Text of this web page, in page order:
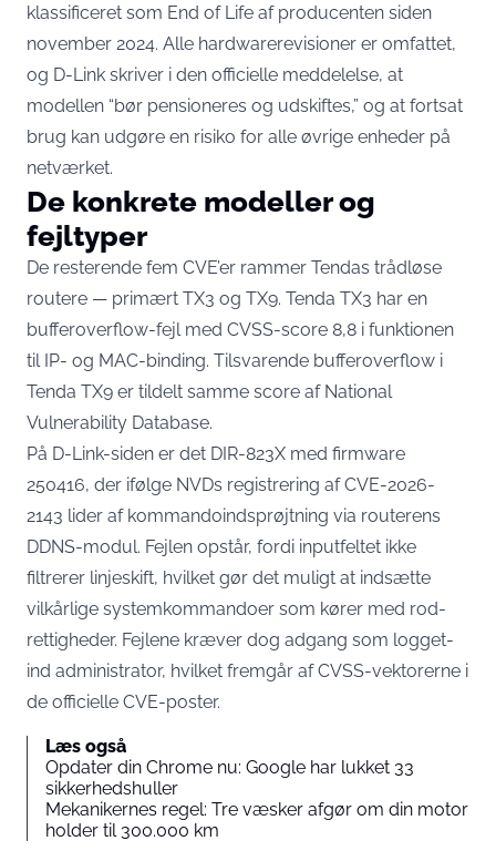
klassificeret som End of Life af producenten siden
november 2024. Alle hardwarerevisioner er omfattet,
og D-Link skriver i den officielle meddelelse, at
modellen “bør pensioneres og udskiftes,” og at fortsat
brug kan udgøre en risiko for alle øvrige enheder på
netværket.
De konkrete modeller og
fejltyper
De resterende fem CVE’er rammer Tendas trådløse
routere — primært TX3 og TX9. Tenda TX3 har en
bufferoverflow-fejl med CVSS-score 8,8 i funktionen
til IP- og MAC-binding. Tilsvarende bufferoverflow i
Tenda TX9 er tildelt samme score af National
Vulnerability Database.
På D-Link-siden er det DIR-823X med firmware
250416, der ifølge NVDs registrering af CVE-2026-
2143 lider af kommandoindsprøjtning via routerens
DDNS-modul. Fejlen opstår, fordi inputfeltet ikke
filtrerer linjeskift, hvilket gør det muligt at indsætte
vilkårlige systemkommandoer som kører med rod-
rettigheder. Fejlene kræver dog adgang som logget-
ind administrator, hvilket fremgår af CVSS-vektorerne i
de officielle CVE-poster.
Læs også
Opdater din Chrome nu: Google har lukket 33
sikkerhedshuller
Mekanikernes regel: Tre væsker afgør om din motor
holder til 300.000 km